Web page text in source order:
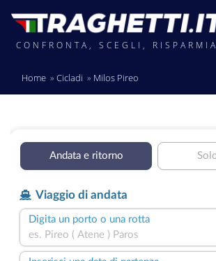
CONFRONTA, SCEGLI, RISPARMIA
Home Cicladi Milos Pireo